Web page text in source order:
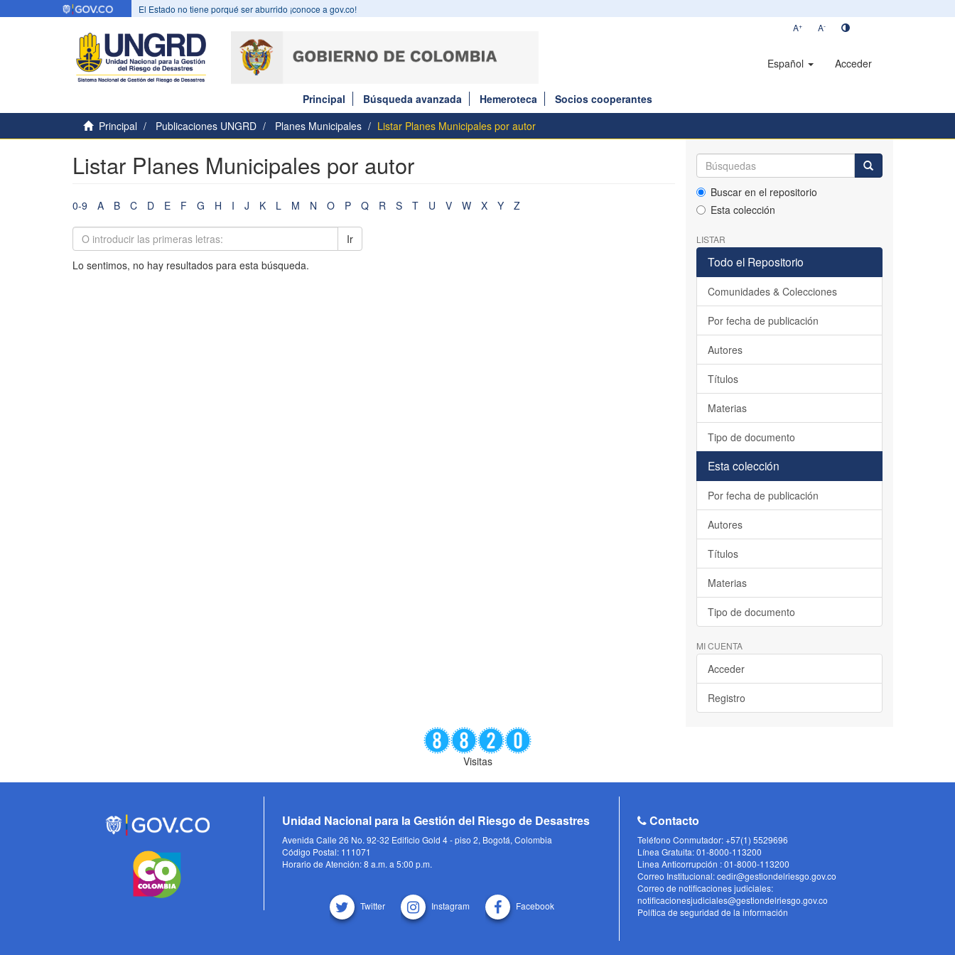
El Estado no tiene porqué ser aburrido ¡conoce a gov.co!
A+ A-
Español Acceder
Principal Búsqueda avanzada Hemeroteca
Socios cooperantes
Principal
Publicaciones UNGRD Planes Municipales Listar Planes Municipales por autor
Listar Planes Municipales por autor
0-9 A B C D E F G H I J K L M N O P Q R S T U V W X Y Z
Ir
Lo sentimos, no hay resultados para esta búsqueda.
Buscar en el repositorio
Esta colección
LISTAR
Todo el Repositorio
Comunidades & Colecciones
Por fecha de publicación
Autores
Títulos
Materias
Tipo de documento
Esta colección
Por fecha de publicación
Autores
Títulos
Materias
Tipo de documento
MI CUENTA
Acceder
Registro
Visitas
Unidad Nacional para la Gestión del Riesgo de Desastres
Avenida Calle 26 No. 92-32 Edificio Gold 4 - piso 2, Bogotá, Colombia
Código Postal: 111071
Horario de Atención: 8 a.m. a 5:00 p.m.
Twitter Instagram Facebook
Contacto
Teléfono Conmutador: +57(1) 5529696
Línea Gratuita: 01-8000-113200
Linea Anticorrupción : 01-8000-113200
Correo Institucional: cedir@gestiondelriesgo.gov.co
Correo de notificaciones judiciales:
notificacionesjudiciales@gestiondelriesgo.gov.co
Política de seguridad de la información